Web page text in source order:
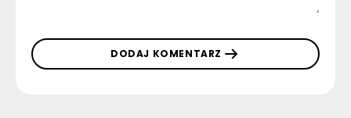
DODAJ KOMENTARZ